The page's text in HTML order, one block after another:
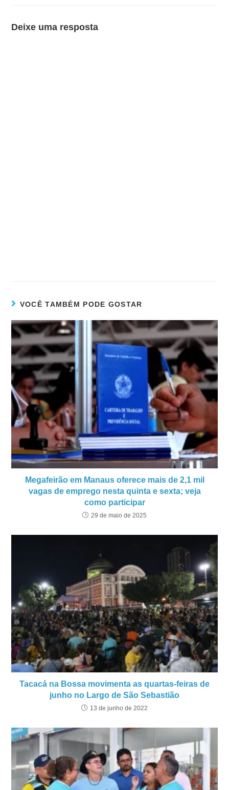
Deixe uma resposta
VOCÊ TAMBÉM PODE GOSTAR
Megafeirão em Manaus oferece mais de 2,1 mil
vagas de emprego nesta quinta e sexta; veja
como participar
29 de maio de 2025
Tacacá na Bossa movimenta as quartas-feiras de
junho no Largo de São Sebastião
13 de junho de 2022